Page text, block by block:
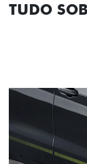
TUDO